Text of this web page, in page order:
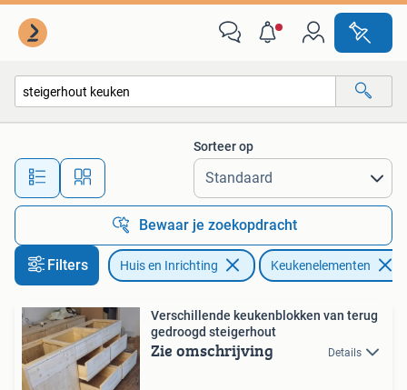
Alle afstanden…
Sorteer op
Bewaar je zoekopdracht
Filters Huis en Inrichting Keukenelementen
Verschillende keukenblokken van terug
gedroogd steigerhout
Zie omschrijving Details